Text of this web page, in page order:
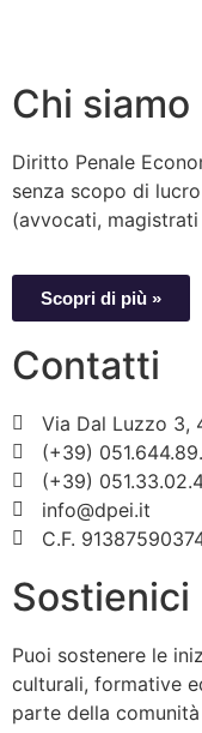
Chi siamo
Diritto Penale
senza scopo di
(avvocati,
Scopri di più »
Contatti
Via Dal Luzzo 3,
(+39)
(+39)
info@dpei.it
C.F.
Sostienici
Puoi sostenere le
culturali, formative
parte della comunità